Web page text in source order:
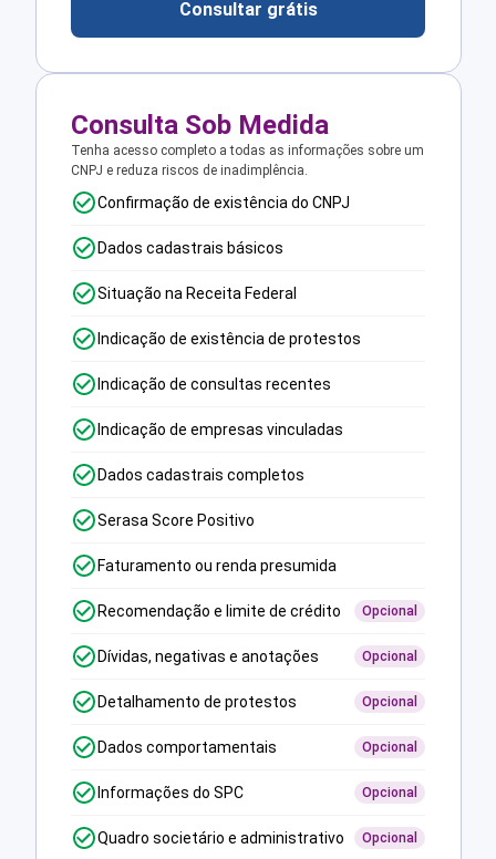
Consultar grátis
Consulta Sob Medida
Tenha acesso completo a todas as informações sobre um
CNPJ e reduza riscos de inadimplência.
Confirmação de existência do CNPJ
Dados cadastrais básicos
Situação na Receita Federal
Indicação de existência de protestos
Indicação de consultas recentes
Indicação de empresas vinculadas
Dados cadastrais completos
Serasa Score Positivo
Faturamento ou renda presumida
Recomendação e limite de crédito Opcional
Dívidas, negativas e anotações Opcional
Detalhamento de protestos Opcional
Dados comportamentais Opcional
Informações do SPC Opcional
Quadro societário e administrativo Opcional